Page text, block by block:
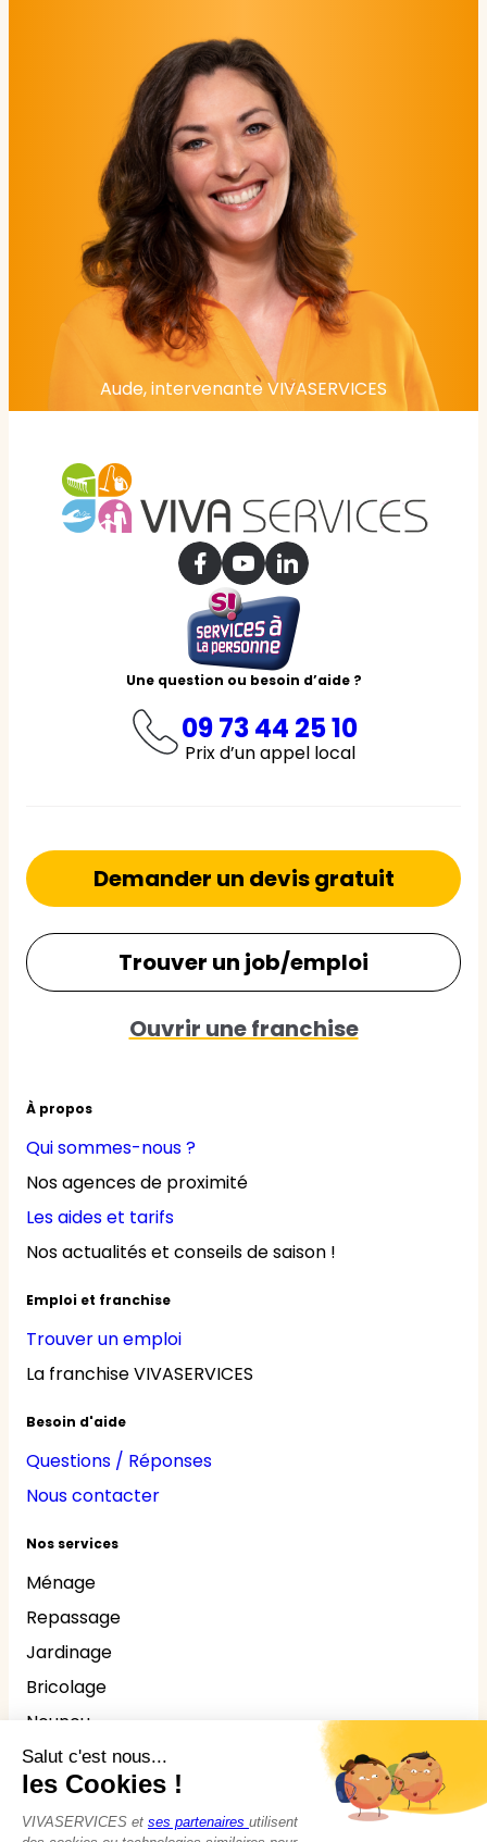
Aude, intervenante VIVASERVICES
Une question ou besoin d’aide ?
09 73 44 25 10
Prix d’un appel local
À propos
Qui sommes-nous ?
Nos agences de proximité
Les aides et tarifs
Nos actualités et conseils de saison !
Emploi et franchise
Trouver un emploi
La franchise VIVASERVICES
Besoin d'aide
Questions / Réponses
Nous contacter
Nos services
Ménage
Repassage
Jardinage
Bricolage
Nounou
Seniors
Handicaps
Demander un devis gratuit
Trouver un job/emploi
Ouvrir une franchise